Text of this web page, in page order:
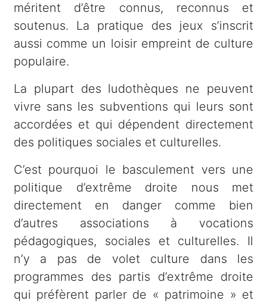
méritent d’être connus, reconnus et
soutenus. La pratique des jeux s’inscrit
aussi comme un loisir empreint de culture
populaire.
La plupart des ludothèques ne peuvent
vivre sans les subventions qui leurs sont
accordées et qui dépendent directement
des politiques sociales et culturelles.
C’est pourquoi le basculement vers une
politique d’extrême droite nous met
directement en danger comme bien
d’autres associations à vocations
pédagogiques, sociales et culturelles. Il
n’y a pas de volet culture dans les
programmes des partis d’extrême droite
qui préfèrent parler de « patrimoine » et